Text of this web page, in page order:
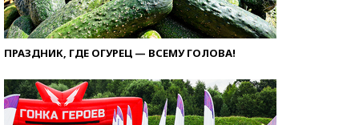
ПРАЗДНИК, ГДЕ ОГУРЕЦ — ВСЕМУ ГОЛОВА!